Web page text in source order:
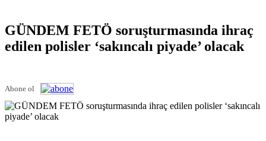
GÜNDEM FETÖ soruşturmasında ihraç
edilen polisler ‘sakıncalı piyade’ olacak
Abone ol